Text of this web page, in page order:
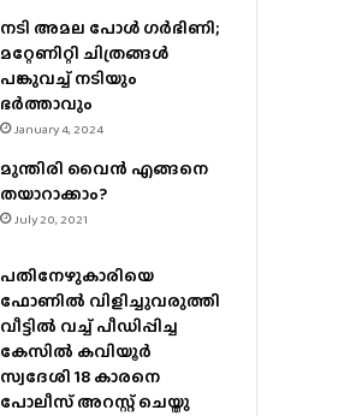
നടി അമല പോൾ ​ഗർഭിണി;
മറ്റേണിറ്റി ചിത്രങ്ങള്‍
പങ്കുവച്ച് നടിയും
ഭർത്താവും
January 4, 2024
മുന്തിരി വൈന്‍ എങ്ങനെ
തയാറാക്കാം?
July 20, 2021
പതിനേഴുകാരിയെ
ഫോണിൽ വിളിച്ചുവരുത്തി
വീട്ടിൽ വച്ച് പീഡിപ്പിച്ച
കേസിൽ കവിയൂർ
സ്വദേശി 18 കാരനെ
പോലീസ് അറസ്റ്റ് ചെയ്തു